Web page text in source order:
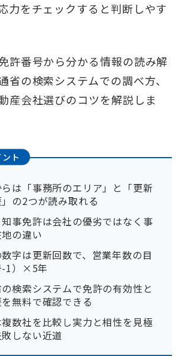
力をチェックすると判断しやす
許番号から分かる情報の読み解
省の検索システムでの調べ方、
産会社選びのコツを解説しま
ト
は「事務所のエリア」と「更新
の2つが読み取れる
事免許は会社の優劣ではなく事
の違い
字は更新回数で、営業年数の目
-1）×5年
検索システムで免許の有効性と
無料で確認できる
数社を比較し実力と相性を見極
しない近道